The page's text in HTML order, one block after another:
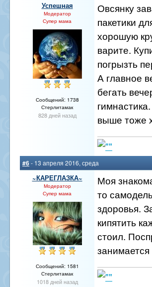
Успешная
Модератор
Супер мама
Сообщений: 1738
Стерлитамак
828 дней назад
Овсянку
пакетики
хорошую
варите.
погрызть
А главное
бегать
выше тоже
#6- 13 апреля 2016, среда
~КАРЕГЛАЗКА~
Модератор
Супер мама
Сообщений: 1581
Стерлитамак
1018 дней назад
Моя
то
здоровья.
кипятить
стоил.
занимается